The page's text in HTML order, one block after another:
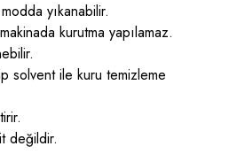
yıkanabilir.
kurutma yapılamaz.
solvent ile kuru temizleme
değildir.